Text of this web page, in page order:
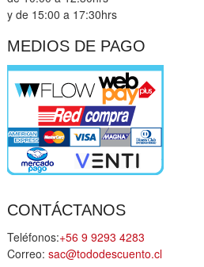
y de 15:00 a 17:30hrs
MEDIOS DE PAGO
CONTÁCTANOS
Teléfonos:+56 9 9293 4283
Correo: sac@tododescuento.cl